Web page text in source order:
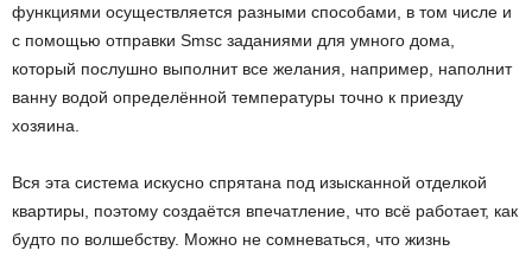
функциями осуществляется разными способами, в том числе и
с помощью отправки Smsс заданиями для умного дома,
который послушно выполнит все желания, например, наполнит
ванну водой определённой температуры точно к приезду
хозяина.
Вся эта система искусно спрятана под изысканной отделкой
квартиры, поэтому создаётся впечатление, что всё работает, как
будто по волшебству. Можно не сомневаться, что жизнь